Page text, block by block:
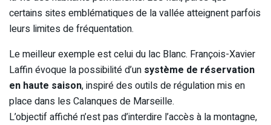
certains sites emblématiques de la vallée atteignent parfois
leurs limites de fréquentation.
Le meilleur exemple est celui du lac Blanc. François-Xavier
Laffin évoque la possibilité d’un système de réservation
en haute saison, inspiré des outils de régulation mis en
place dans les Calanques de Marseille.
L’objectif affiché n’est pas d’interdire l’accès à la montagne,